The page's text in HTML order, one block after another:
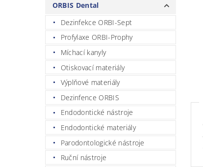
ORBIS Dental
Dezinfekce ORBI-Sept
Profylaxe ORBI-Prophy
Míchací kanyly
Otiskovací materiály
Výplňové materiály
Dezinfence ORBIS
Endodontické nástroje
Endodontické materiály
Parodontologické nástroje
Ruční nástroje